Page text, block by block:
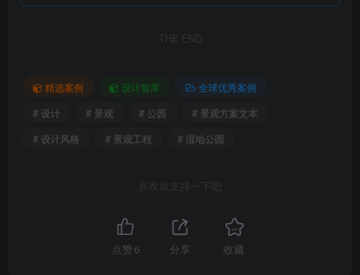
THE END
精选案例 设计智库
全球优秀案例
# 设计
# 景观 # 公园
# 景观方案文本
# 设计风格
# 景观工程 # 湿地公园
喜欢就支持一下吧
点赞 6 分享 收藏